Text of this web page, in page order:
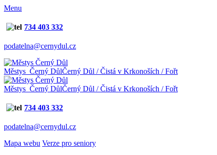
Menu
734 403 332
podatelna@cernydul.cz
Městys Černý DůlČerný Důl / Čistá v Krkonoších / Fořt
Městys Černý DůlČerný Důl / Čistá v Krkonoších / Fořt
734 403 332
podatelna@cernydul.cz
Mapa webu Verze pro seniory